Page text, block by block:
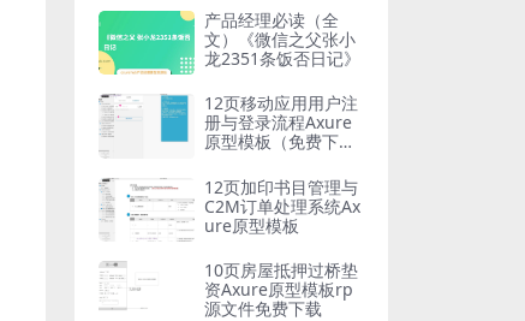
产品经理必读（全
文）《微信之父张小
龙2351条饭否日记》
12页移动应用用户注
册与登录流程Axure
原型模板（免费下
12页加印书目管理与
C2M订单处理系统Ax
ure原型模板
10页房屋抵押过桥垫
资Axure原型模板rp
源文件免费下载